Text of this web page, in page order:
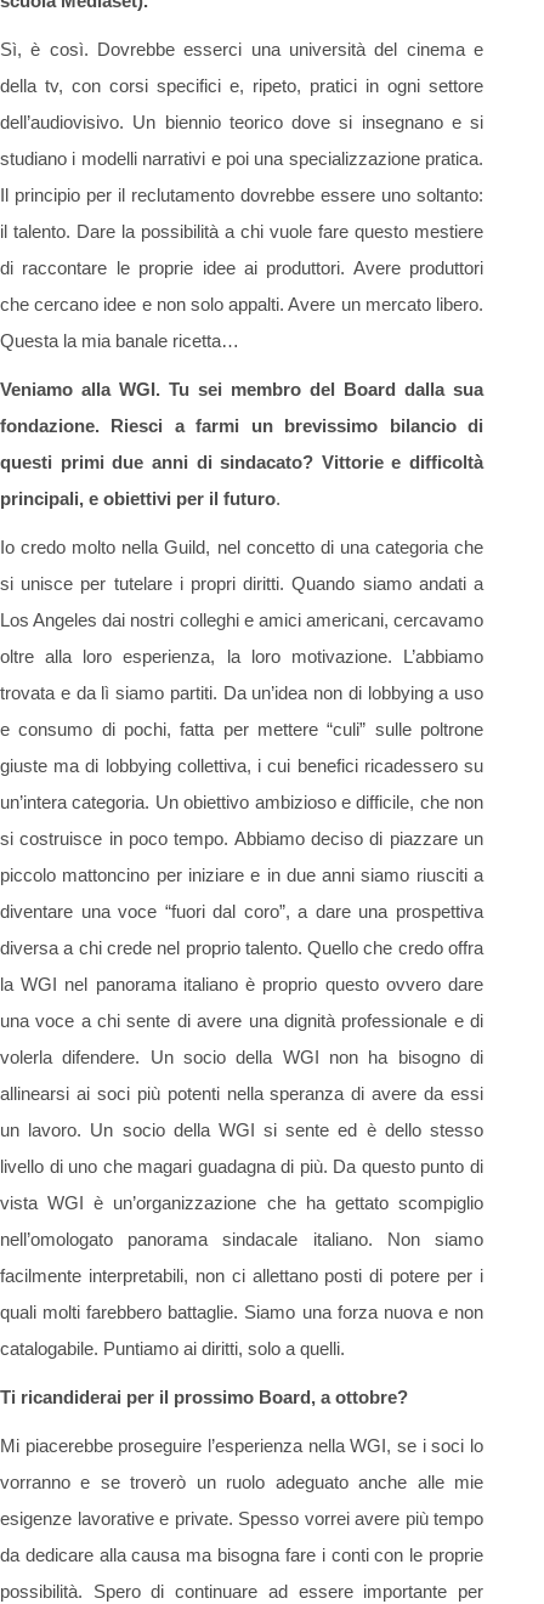
Sì, è così. Dovrebbe esserci una università del cinema e
della tv, con corsi specifici e, ripeto, pratici in ogni settore
dell’audiovisivo. Un biennio teorico dove si insegnano e si
studiano i modelli narrativi e poi una specializzazione pratica.
Il principio per il reclutamento dovrebbe essere uno soltanto:
il talento. Dare la possibilità a chi vuole fare questo mestiere
di raccontare le proprie idee ai produttori. Avere produttori
che cercano idee e non solo appalti. Avere un mercato libero.
Questa la mia banale ricetta…
Veniamo alla WGI. Tu sei membro del Board dalla sua
fondazione. Riesci a farmi un brevissimo bilancio di
questi primi due anni di sindacato? Vittorie e difficoltà
principali, e obiettivi per il futuro.
Io credo molto nella Guild, nel concetto di una categoria che
si unisce per tutelare i propri diritti. Quando siamo andati a
Los Angeles dai nostri colleghi e amici americani, cercavamo
oltre alla loro esperienza, la loro motivazione. L’abbiamo
trovata e da lì siamo partiti. Da un’idea non di lobbying a uso
e consumo di pochi, fatta per mettere “culi” sulle poltrone
giuste ma di lobbying collettiva, i cui benefici ricadessero su
un’intera categoria. Un obiettivo ambizioso e difficile, che non
si costruisce in poco tempo. Abbiamo deciso di piazzare un
piccolo mattoncino per iniziare e in due anni siamo riusciti a
diventare una voce “fuori dal coro”, a dare una prospettiva
diversa a chi crede nel proprio talento. Quello che credo offra
la WGI nel panorama italiano è proprio questo ovvero dare
una voce a chi sente di avere una dignità professionale e di
volerla difendere. Un socio della WGI non ha bisogno di
allinearsi ai soci più potenti nella speranza di avere da essi
un lavoro. Un socio della WGI si sente ed è dello stesso
livello di uno che magari guadagna di più. Da questo punto di
vista WGI è un’organizzazione che ha gettato scompiglio
nell’omologato panorama sindacale italiano. Non siamo
facilmente interpretabili, non ci allettano posti di potere per i
quali molti farebbero battaglie. Siamo una forza nuova e non
catalogabile. Puntiamo ai diritti, solo a quelli.
Ti ricandiderai per il prossimo Board, a ottobre?
Mi piacerebbe proseguire l’esperienza nella WGI, se i soci lo
vorranno e se troverò un ruolo adeguato anche alle mie
esigenze lavorative e private. Spesso vorrei avere più tempo
da dedicare alla causa ma bisogna fare i conti con le proprie
possibilità. Spero di continuare ad essere importante per